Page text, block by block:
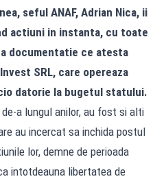
seful ANAF, Adrian Nica, ii
actiuni in instanta, cu toate
documentatie ce atesta
SRL, care opereaza
datorie la bugetul statului.
a lungul anilor, au fost si alti
au incercat sa inchida postul
lor, demne de perioada
intotdeauna libertatea de